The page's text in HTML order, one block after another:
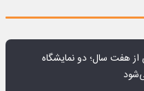
هفت سال؛ دو نمایشگاه